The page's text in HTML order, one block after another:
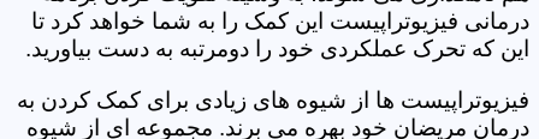
درمانی فیزیوتراپیست این کمک را به شما خواهد کرد تا
این که تحرک عملکردی خود را دومرتبه به دست بیاورید.
فیزیوتراپیست ها از شیوه های زیادی برای کمک کردن به
درمان مریضان خود بهره می برند. مجموعه ای از شیوه